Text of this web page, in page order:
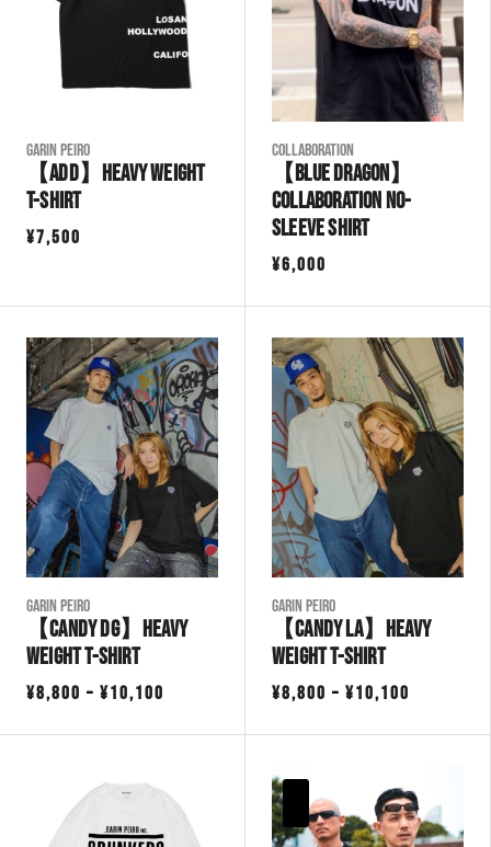
Garin Peiro
【ADD】Heavy Weight
T-Shirt
¥7,500
COLLABORATION
【BLUE DRAGON】
Collaboration No-
Sleeve Shirt
¥6,000
Garin Peiro
【CANDY DG】Heavy
Weight T-Shirt
¥8,800 – ¥10,100
¥10,100
Garin Peiro
【CANDY LA】Heavy
Weight T-Shirt
¥8,800 – ¥10,100
–
¥10,100